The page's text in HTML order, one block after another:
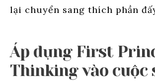
lại chuyển sang thích phần
Áp dụng First
Thinking vào cuộc